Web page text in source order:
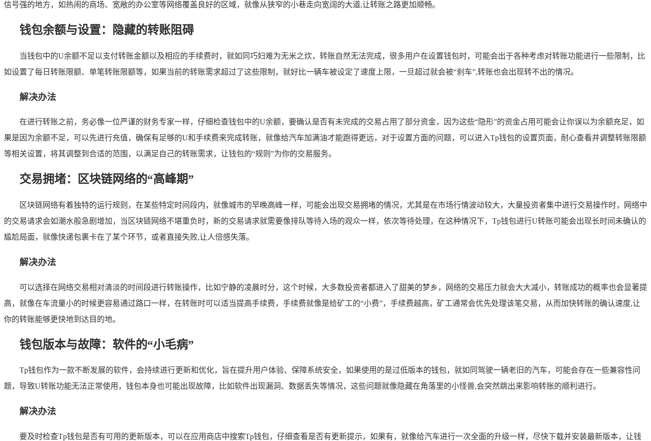
信号强的地方，如热闹的商场、宽敞的办公室等网络覆盖良好的区域，就像从狭窄的小巷走向宽阔的大道,让转账之路更加顺畅。
钱包余额与设置：隐藏的转账阻碍
当钱包中的U余额不足以支付转账金额以及相应的手续费时，就如同巧妇难为无米之炊，转账自然无法完成，很多用户在设置钱包时，可能会出于各种考虑对转账功能进行一些限制，比
如设置了每日转账限额、单笔转账限额等，如果当前的转账需求超过了这些限制，就好比一辆车被设定了速度上限，一旦超过就会被“刹车”,转账也会出现转不出的情况。
解决办法
在进行转账之前，务必像一位严谨的财务专家一样，仔细检查钱包中的U余额，要确认是否有未完成的交易占用了部分资金，因为这些“隐形”的资金占用可能会让你误以为余额充足，如
果是因为余额不足，可以先进行充值，确保有足够的U和手续费来完成转账，就像给汽车加满油才能跑得更远，对于设置方面的问题，可以进入Tp钱包的设置页面，耐心查看并调整转账限额
等相关设置，将其调整到合适的范围，以满足自己的转账需求，让钱包的“规则”为你的交易服务。
交易拥堵：区块链网络的“高峰期”
区块链网络有着独特的运行规则，在某些特定时间段内，就像城市的早晚高峰一样，可能会出现交易拥堵的情况，尤其是在市场行情波动较大，大量投资者集中进行交易操作时，网络中
的交易请求会如潮水般急剧增加，当区块链网络不堪重负时，新的交易请求就需要像排队等待入场的观众一样，依次等待处理，在这种情况下，Tp钱包进行U转账可能会出现长时间未确认的
尴尬局面，就像快递包裹卡在了某个环节，或者直接失败,让人倍感失落。
解决办法
可以选择在网络交易相对清淡的时间段进行转账操作，比如宁静的凌晨时分，这个时候，大多数投资者都进入了甜美的梦乡，网络的交易压力就会大大减小，转账成功的概率也会显著提
高，就像在车流量小的时候更容易通过路口一样，在转账时可以适当提高手续费，手续费就像是给矿工的“小费”，手续费越高，矿工通常会优先处理该笔交易，从而加快转账的确认速度,让
你的转账能够更快地到达目的地。
钱包版本与故障：软件的“小毛病”
Tp钱包作为一款不断发展的软件，会持续进行更新和优化，旨在提升用户体验、保障系统安全，如果使用的是过低版本的钱包，就如同驾驶一辆老旧的汽车，可能会存在一些兼容性问
题，导致U转账功能无法正常使用，钱包本身也可能出现故障，比如软件出现漏洞、数据丢失等情况，这些问题就像隐藏在角落里的小怪兽,会突然跳出来影响转账的顺利进行。
解决办法
要及时检查Tp钱包是否有可用的更新版本，可以在应用商店中搜索Tp钱包，仔细查看是否有更新提示，如果有，就像给汽车进行一次全面的升级一样，尽快下载并安装最新版本，让钱